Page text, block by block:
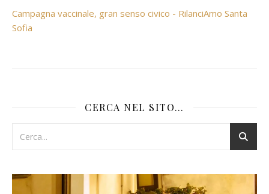
Campagna vaccinale, gran senso civico - RilanciAmo Santa
Sofia
CERCA NEL SITO…